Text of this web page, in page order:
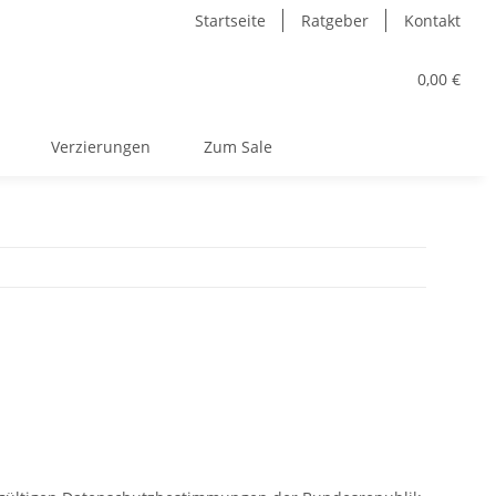
Startseite Ratgeber Kontakt
0,00 €
Verzierungen Zum Sale